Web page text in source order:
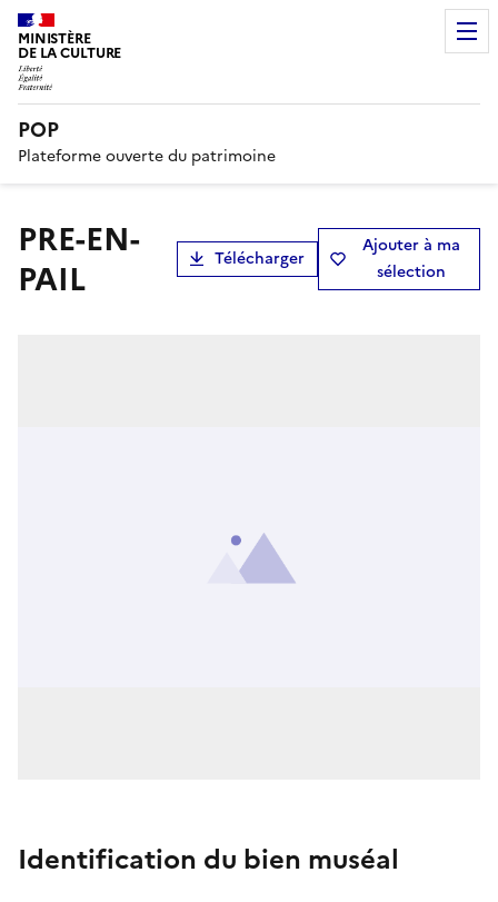
MINISTÈRE
DE LA CULTURE
POP
Plateforme ouverte du patrimoine
PRE-EN-
PAIL
Télécharger
Ajouter à ma
sélection
Identification du bien muséal